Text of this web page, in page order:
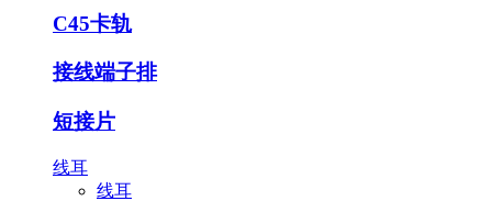
C45卡轨
接线端子排
短接片
线耳
线耳